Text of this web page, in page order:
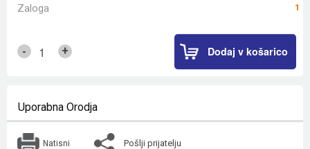
Zaloga 1
- + Dodaj v košarico
Uporabna Orodja
Natisni Pošlji prijatelju